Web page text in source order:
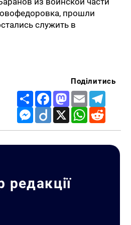
прошли
служить в
Поділитись
Share FacebookMastodon
Email
Messenger
Diigo X WhatsApp
редакції